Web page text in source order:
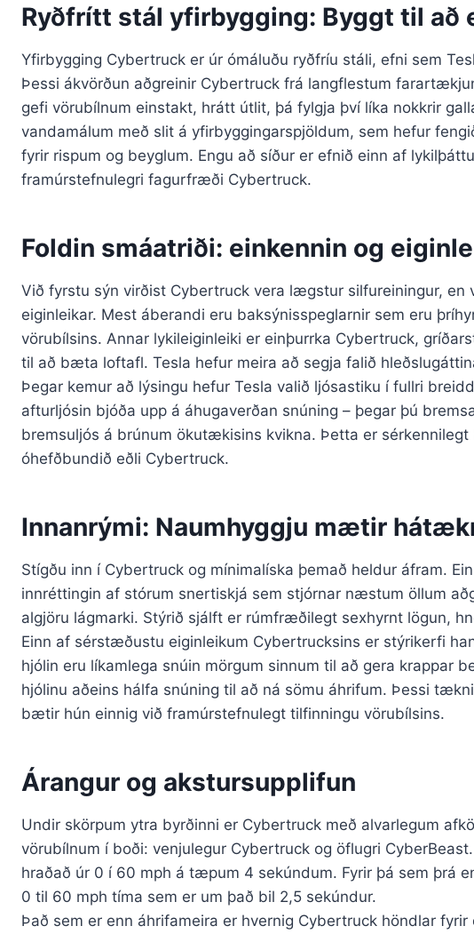
Ryðfrítt stál yfirbygging: Byggt til að
Yfirbygging Cybertruck er úr ómáluðu ryðfríu stáli, efni sem
Þessi ákvörðun aðgreinir Cybertruck frá langflestum
gefi vörubílnum einstakt, hrátt útlit, þá fylgja því líka nokkrir
vandamálum með slit á yfirbyggingarspjöldum, sem hefur
fyrir rispum og beyglum. Engu að síður er efnið einn af
framúrstefnulegri fagurfræði Cybertruck.
Foldin smáatriði: einkennin og
Við fyrstu sýn virðist Cybertruck vera lægstur silfureiningur, en
eiginleikar. Mest áberandi eru baksýnisspeglarnir sem eru
vörubílsins. Annar lykileiginleiki er einþurrka Cybertruck,
til að bæta loftafl. Tesla hefur meira að segja falið
Þegar kemur að lýsingu hefur Tesla valið ljósastiku í fullri
afturljósin bjóða upp á áhugaverðan snúning – þegar þú
bremsuljós á brúnum ökutækisins kvikna. Þetta er
óhefðbundið eðli Cybertruck.
Innanrými: Naumhyggju mætir
Stígðu inn í Cybertruck og mínimalíska þemað heldur áfram.
innréttingin af stórum snertiskjá sem stjórnar næstum öllum
algjöru lágmarki. Stýrið sjálft er rúmfræðilegt sexhyrnt lögun,
Einn af sérstæðustu eiginleikum Cybertrucksins er stýrikerfi
hjólin eru líkamlega snúin mörgum sinnum til að gera krappar
hjólinu aðeins hálfa snúning til að ná sömu áhrifum. Þessi
bætir hún einnig við framúrstefnulegt tilfinningu vörubílsins.
Árangur og akstursupplifun
Undir skörpum ytra byrðinni er Cybertruck með alvarlegum
vörubílnum í boði: venjulegur Cybertruck og öflugri
hraðað úr 0 í 60 mph á tæpum 4 sekúndum. Fyrir þá sem þrá
0 til 60 mph tíma sem er um það bil 2,5 sekúndur.
Það sem er enn áhrifameira er hvernig Cybertruck höndlar